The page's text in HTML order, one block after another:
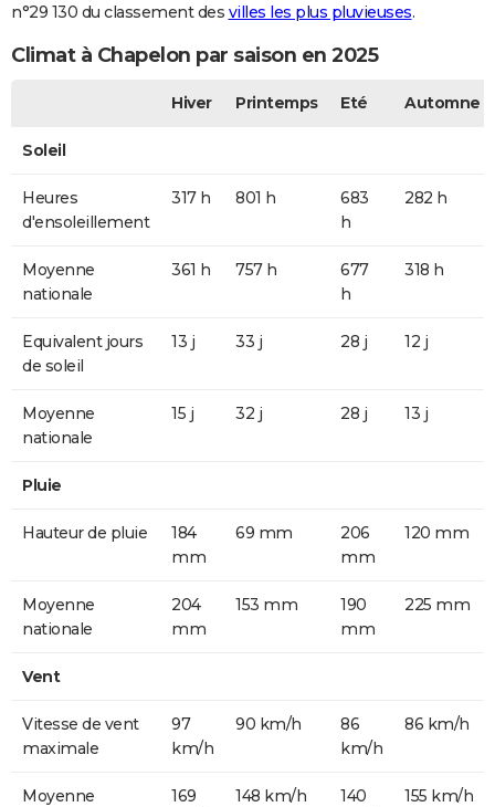
n°29 130 du classement des villes les plus pluvieuses.
Climat à Chapelon par saison en 2025
Hiver Printemps Eté Automne
Soleil
Heures
d'ensoleillement
317 h 801 h
683
h
282 h
Moyenne
nationale
361 h 757 h
677
h
318 h
Equivalent jours
de soleil
13 j 33 j 28 j 12 j
Moyenne
nationale
15 j 32 j 28 j 13 j
Pluie
Hauteur de pluie
184
mm
69 mm
206
mm
120 mm
Moyenne
nationale
204
mm
153 mm
190
mm
225 mm
Vent
Vitesse de vent
maximale
97
km/h
90 km/h
86
km/h
86 km/h
Moyenne
169
148 km/h
140
155 km/h